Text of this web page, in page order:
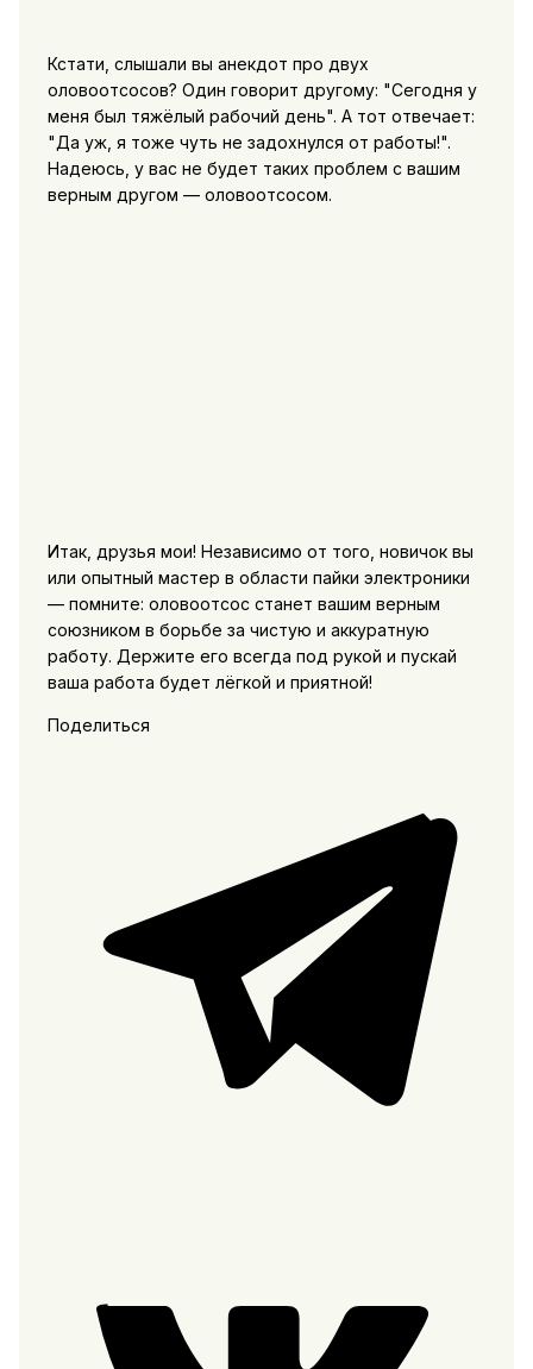
Кстати, слышали вы анекдот про двух
оловоотсосов? Один говорит другому: "Сегодня у
меня был тяжёлый рабочий день". А тот отвечает:
"Да уж, я тоже чуть не задохнулся от работы!".
Надеюсь, у вас не будет таких проблем с вашим
верным другом — оловоотсосом.
Итак, друзья мои! Независимо от того, новичок вы
или опытный мастер в области пайки электроники
— помните: оловоотсос станет вашим верным
союзником в борьбе за чистую и аккуратную
работу. Держите его всегда под рукой и пускай
ваша работа будет лёгкой и приятной!
Поделиться